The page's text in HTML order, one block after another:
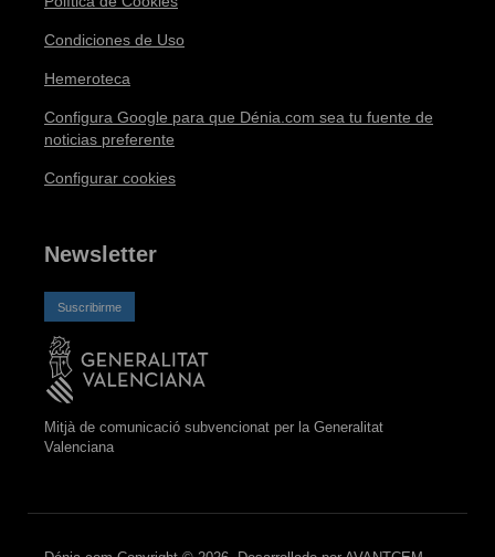
Condiciones de Uso
Hemeroteca
Configura Google para que Dénia.com sea tu fuente de
noticias preferente
Configurar cookies
Newsletter
Suscribirme
Mitjà de comunicació subvencionat per la Generalitat
Valenciana